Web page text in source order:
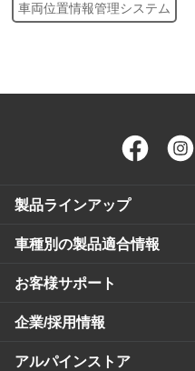
車両位置情報管理システム
Facebook
製品ラインアップ
車種別の製品適合情報
お客様サポート
企業/採用情報
アルパインストア